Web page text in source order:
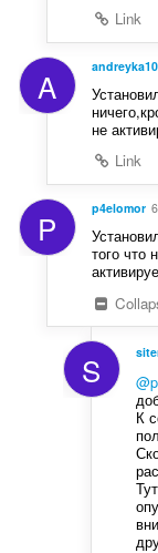
Link
A
не
Link
P p4elomor
того что
S
К